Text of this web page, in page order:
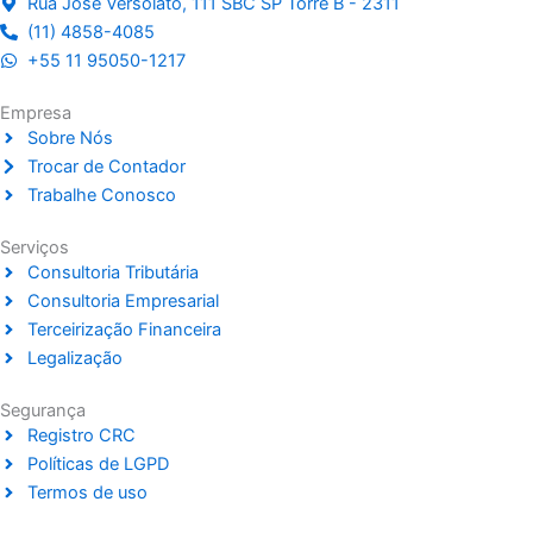
(11) 4858-4085
+55 11 95050-1217
Empresa
Sobre Nós
Trocar de Contador
Trabalhe Conosco
Serviços
Consultoria Tributária
Consultoria Empresarial
Terceirização Financeira
Legalização
Segurança
Registro CRC
Políticas de LGPD
Termos de uso